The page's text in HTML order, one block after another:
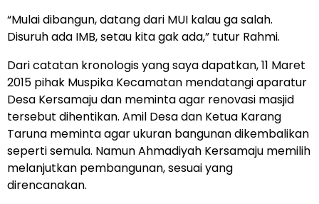
“Mulai dibangun, datang dari MUI kalau ga salah.
Disuruh ada IMB, setau kita gak ada,” tutur Rahmi.
Dari catatan kronologis yang saya dapatkan, 11 Maret
2015 pihak Muspika Kecamatan mendatangi aparatur
Desa Kersamaju dan meminta agar renovasi masjid
tersebut dihentikan. Amil Desa dan Ketua Karang
Taruna meminta agar ukuran bangunan dikembalikan
seperti semula. Namun Ahmadiyah Kersamaju memilih
melanjutkan pembangunan, sesuai yang
direncanakan.